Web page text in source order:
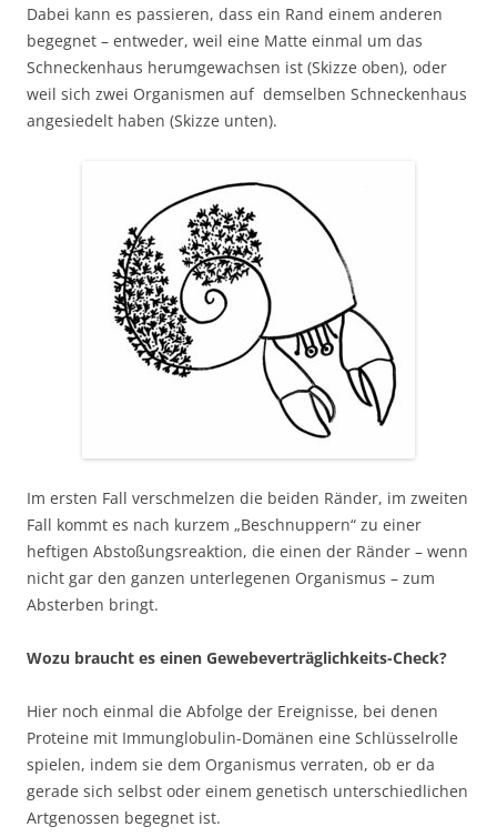
Dabei kann es passieren, dass ein Rand einem anderen
begegnet – entweder, weil eine Matte einmal um das
Schneckenhaus herumgewachsen ist (Skizze oben), oder
weil sich zwei Organismen auf demselben Schneckenhaus
angesiedelt haben (Skizze unten).
Im ersten Fall verschmelzen die beiden Ränder, im zweiten
Fall kommt es nach kurzem „Beschnuppern“ zu einer
heftigen Abstoßungsreaktion, die einen der Ränder – wenn
nicht gar den ganzen unterlegenen Organismus – zum
Absterben bringt.
Wozu braucht es einen Gewebeverträglichkeits-Check?
Hier noch einmal die Abfolge der Ereignisse, bei denen
Proteine mit Immunglobulin-Domänen eine Schlüsselrolle
spielen, indem sie dem Organismus verraten, ob er da
gerade sich selbst oder einem genetisch unterschiedlichen
Artgenossen begegnet ist.